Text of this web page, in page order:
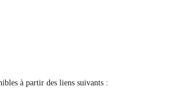
à partir des liens suivants :